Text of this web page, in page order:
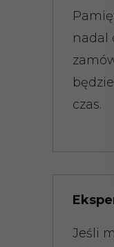
nadal
czas.
Jeśli